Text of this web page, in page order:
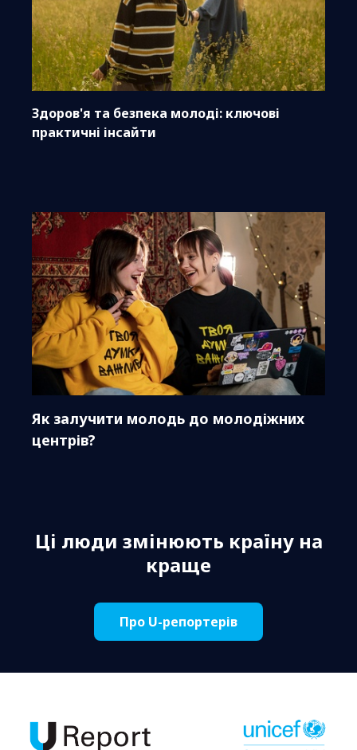
Здоров'я та безпека молоді: ключові
практичні інсайти
Як залучити молодь до молодіжних
центрів?
Ці люди змінюють країну на
краще
Про U-репортерів